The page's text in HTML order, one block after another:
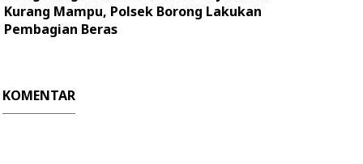
Kurang Mampu, Polsek Borong Lakukan
Pembagian Beras
KOMENTAR